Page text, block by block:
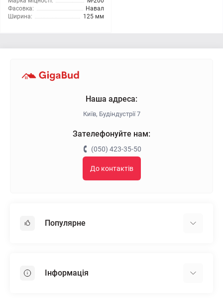
Фасовка:
Навал
Ширина:
125 мм
Наша адреса:
Київ, Будіндустрії 7
Зателефонуйте нам:
(050) 423-35-50
До контактів
Популярне
Пінопласт
Інформація